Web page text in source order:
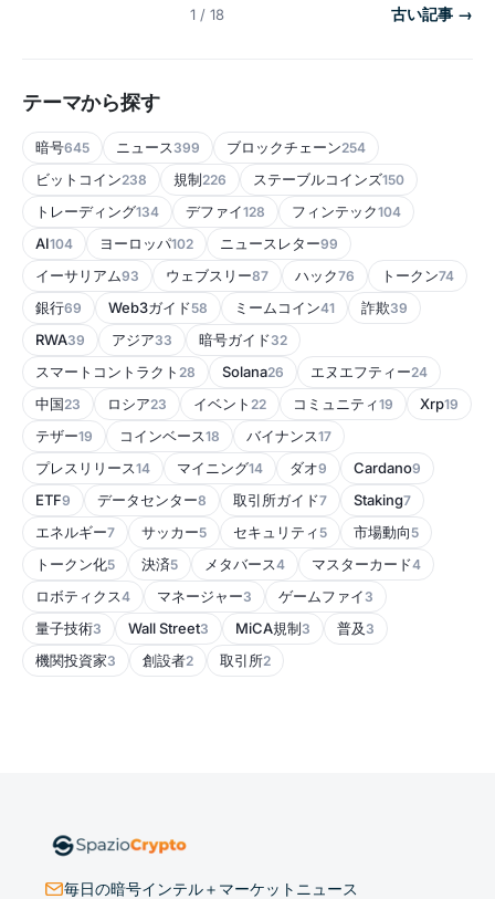
1 / 18 古い記事 →
テーマから探す
暗号645 ニュース 399 ブロックチェーン254
ビットコイン238 規制226 ステーブルコインズ150
トレーディング134 デファイ128 フィンテック104
AI104 ヨーロッパ102 ニュースレター99
イーサリアム93 ウェブスリー87 ハック76 トークン74
銀行69 Web3ガイド58 ミームコイン41 詐欺39
RWA39 アジア33 暗号ガイド32
スマートコントラクト 28 Solana26 エヌエフティー24
中国23 ロシア23 イベント 22 コミュニティ19 Xrp19
テザー19 コインベース18 バイナンス17
プレスリリース14 マイニング14 ダオ9 Cardano9
ETF9 データセンター8 取引所ガイド7 Staking7
エネルギー7 サッカー5 セキュリティ 5 市場動向 5
トークン化5 決済5 メタバース4 マスターカード4
ロボティクス4 マネージャー3 ゲームファイ 3
量子技術3 Wall Street3 MiCA規制3 普及 3
機関投資家3 創設者2 取引所2
毎日の暗号インテル＋マーケットニュース